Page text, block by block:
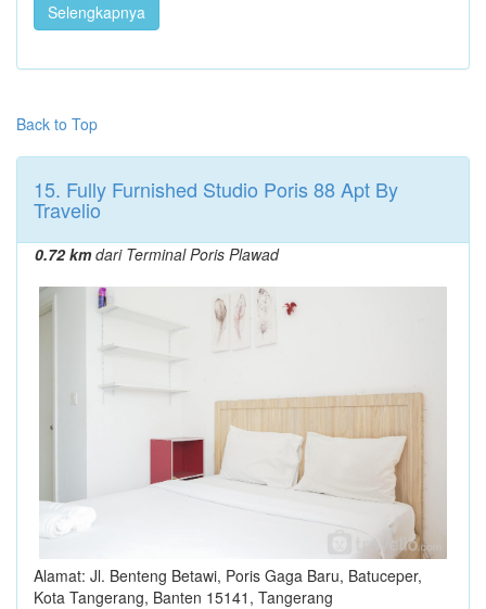
Selengkapnya
Back to Top
15. Fully Furnished Studio Poris 88 Apt By
Travelio
0.72 kmdari Terminal Poris Plawad
Alamat: Jl. Benteng Betawi, Poris Gaga Baru, Batuceper,
Kota Tangerang, Banten 15141, Tangerang